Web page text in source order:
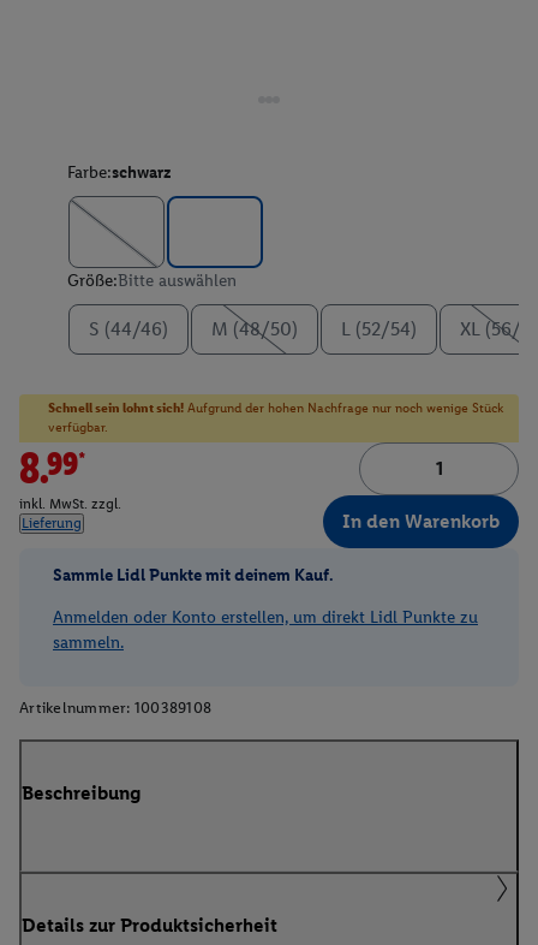
Farbe:schwarz
Größe:Bitte auswählen
S (44/46) M (48/50) L (52/54) XL (56/
Schnell sein lohnt sich! Aufgrund der hohen Nachfrage nur noch wenige Stück
verfügbar.
8.99*
inkl. MwSt. zzgl.
Lieferung
In den Warenkorb
Sammle Lidl Punkte mit deinem Kauf.
Anmelden oder Konto erstellen, um direkt Lidl Punkte zu
sammeln.
Artikelnummer: 100389108
Beschreibung
Details zur Produktsicherheit